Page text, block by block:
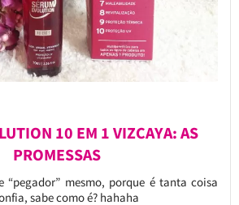
10 EM 1 VIZCAYA: AS
PROMESSAS
“pegador” mesmo, porque é tanta coisa
sabe como é? hahaha